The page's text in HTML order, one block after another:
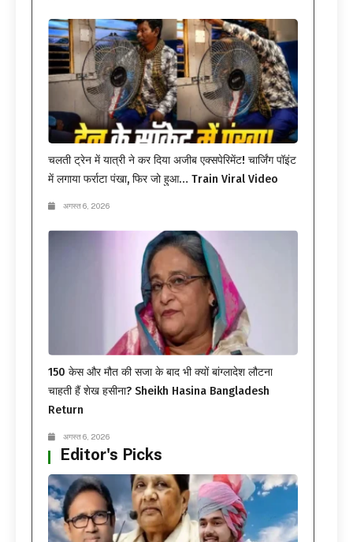
चलती ट्रेन में यात्री ने कर दिया अजीब एक्सपेरिमेंट! चार्जिंग पॉइंट
में लगाया फर्राटा पंखा, फिर जो हुआ… Train Viral Video
अगस्त 6, 2026
150 केस और मौत की सजा के बाद भी क्यों बांग्लादेश लौटना
चाहती हैं शेख हसीना? Sheikh Hasina Bangladesh
Return
अगस्त 6, 2026
Editor's Picks